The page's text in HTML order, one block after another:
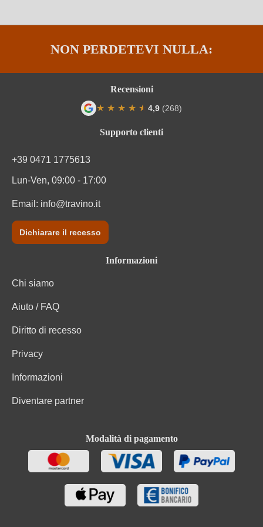
Ingredienti
NON PERDETEVI NULLA:
Supporto clienti
+39 0471 1775613
Lun-Ven, 09:00 - 17:00
Email: info@travino.it
Dichiarare il recesso
Informazioni
Chi siamo
Aiuto / FAQ
Diritto di recesso
Privacy
Informazioni
Diventare partner
Modalità di pagamento
Recensioni
★ ★ ★ ★ ★
★ 4,9 (268)